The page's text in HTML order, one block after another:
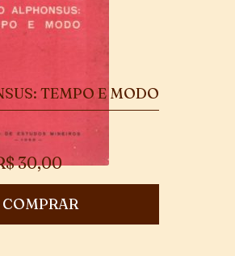
TEMPO E MODO
30,00
COMPRAR